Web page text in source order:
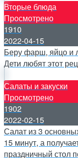
Вторые блюда
Просмотрено
1910
2022-04-15
Беру фарш, яйцо и
Дети любят этот
Салаты и закуски
Просмотрено
1902
2022-02-15
Салат из 3
15 минут, а
праздничный стол